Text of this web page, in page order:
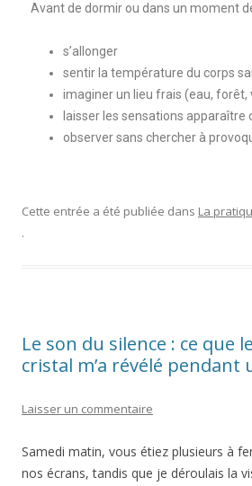
Avant de dormir ou dans un moment
s’allonger
sentir la température du corps
imaginer un lieu frais (eau, forêt,
laisser les sensations apparaître
observer sans chercher à
Cette entrée a été publiée dans La
.
Le son du silence : ce que
cristal m’a révélé pendant
Laisser un commentaire
Samedi matin, vous étiez plusieurs à
nos écrans, tandis que je déroulais la